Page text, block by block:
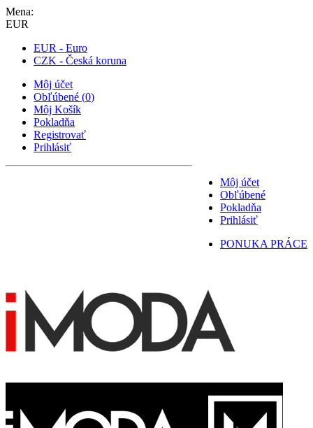
Mena:
EUR
EUR - Euro
CZK - Česká koruna
Môj účet
Obľúbené (0)
Môj Košík
Pokladňa
Registrovať
Prihlásiť
Môj účet
Obľúbené
Pokladňa
Prihlásiť
PONUKA PRÁCE